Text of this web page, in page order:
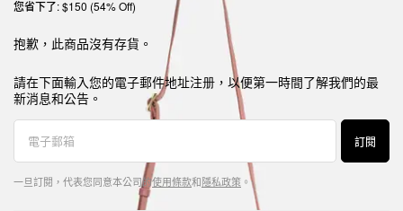
您省下了: $150 (54% Off)
抱歉，此商品沒有存貨。
請在下面輸入您的電子郵件地址注册，以便第一時間了解我們的最
新消息和公告。
訂閱
一旦訂閱，代表您同意本公司的使用條款和隱私政策 。